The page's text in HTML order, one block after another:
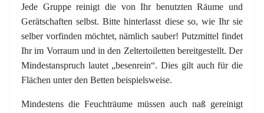
Jede Gruppe reinigt die von Ihr benutzten Räume und
Gerätschaften selbst. Bitte hinterlasst diese so, wie Ihr sie
selber vorfinden möchtet, nämlich sauber! Putzmittel findet
Ihr im Vorraum und in den Zeltertoiletten bereitgestellt. Der
Mindestanspruch lautet „besenrein“. Dies gilt auch für die
Flächen unter den Betten beispielsweise.
Mindestens die Feuchträume müssen auch naß gereinigt